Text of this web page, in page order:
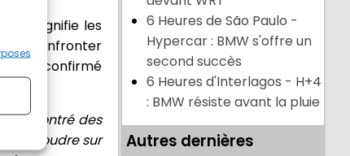
qui signifie les
se confronter
qui a confirmé
rencontré des
résoudre sur
6 Heures de São Paulo -
Hypercar : BMW s'offre un
second succès
6 Heures d'Interlagos - H+4
: BMW résiste avant la pluie
Autres dernières